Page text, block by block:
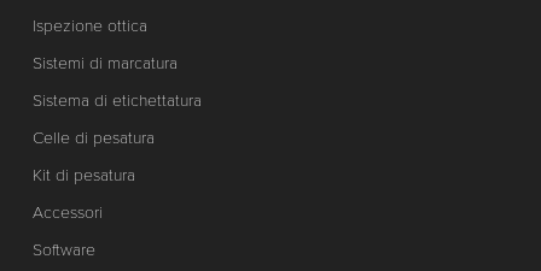
Ispezione ottica
Sistemi di marcatura
Sistema di etichettatura
Celle di pesatura
Kit di pesatura
Accessori
Software